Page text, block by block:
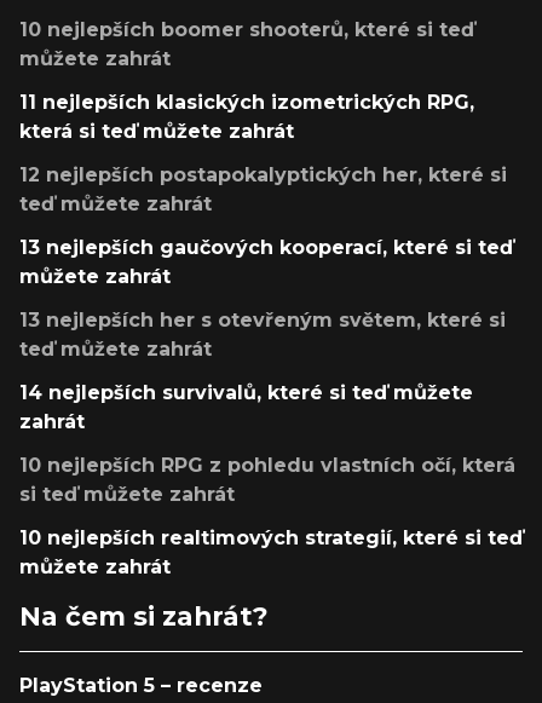
10 nejlepších boomer shooterů, které si teď
můžete zahrát
11 nejlepších klasických izometrických RPG,
která si teď můžete zahrát
12 nejlepších postapokalyptických her, které si
teď můžete zahrát
13 nejlepších gaučových kooperací, které si teď
můžete zahrát
13 nejlepších her s otevřeným světem, které si
teď můžete zahrát
14 nejlepších survivalů, které si teď můžete
zahrát
10 nejlepších RPG z pohledu vlastních očí, která
si teď můžete zahrát
10 nejlepších realtimových strategií, které si teď
můžete zahrát
Na čem si zahrát?
PlayStation 5 – recenze